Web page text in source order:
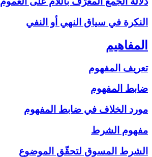
النكرة في سياق النهي أو النفي
المفاهيم‏
تعريف المفهوم
ضابط المفهوم
مورد الخلاف في ضابط المفهوم
مفهوم الشرط
الشرط المسوق لتحقّق الموضوع